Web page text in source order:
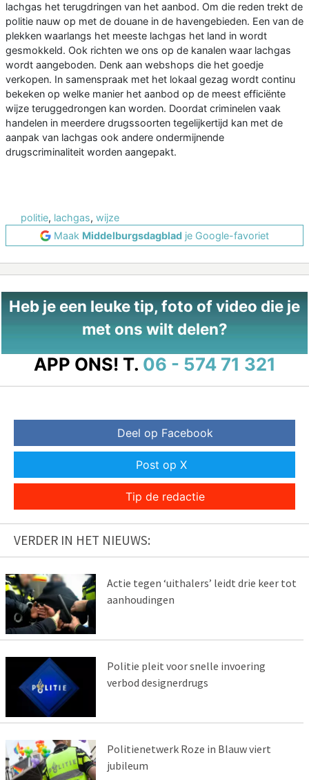
lachgas het terugdringen van het aanbod. Om die reden trekt de
politie nauw op met de douane in de havengebieden. Een van de
plekken waarlangs het meeste lachgas het land in wordt
gesmokkeld. Ook richten we ons op de kanalen waar lachgas
wordt aangeboden. Denk aan webshops die het goedje
verkopen. In samenspraak met het lokaal gezag wordt continu
bekeken op welke manier het aanbod op de meest efficiënte
wijze teruggedrongen kan worden. Doordat criminelen vaak
handelen in meerdere drugssoorten tegelijkertijd kan met de
aanpak van lachgas ook andere ondermijnende
drugscriminaliteit worden aangepakt.
politie, lachgas, wijze
Maak Middelburgsdagblad je Google-favoriet
Heb je een leuke tip, foto of video die je
met ons wilt delen?
APP ONS! T. 06 - 574 71 321
Deel op Facebook
Post op X
Tip de redactie
VERDER IN HET NIEUWS:
Actie tegen ‘uithalers’ leidt drie keer tot
aanhoudingen
Politie pleit voor snelle invoering
verbod designerdrugs
Politienetwerk Roze in Blauw viert
jubileum